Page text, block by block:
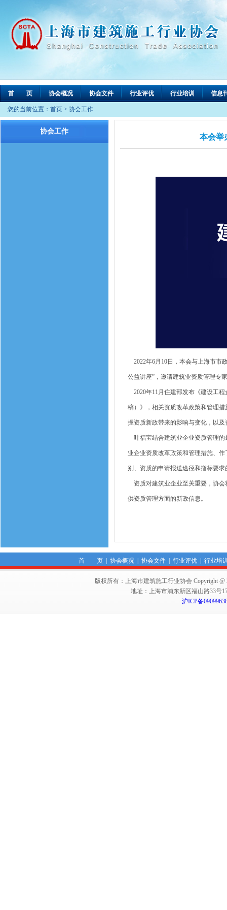
首 页 协会概况 协会文件 行业评优 行业培训 信息
您的当前位置： 首页 > 协会工作
协会工作
本会举
2022年6月10日，本会与上海市市
公益讲座”，邀请建筑业资质管理专
2020年11月住建部发布《建设工
稿）》，相关资质改革政策和管理
握资质新政带来的影响与变化，以
叶福宝结合建筑业企业资质管理的
业企业资质改革政策和管理措施、
别、资质的申请报送途径和指标要
资质对建筑业企业至关重要，协会
供资质管理方面的新政信息。
首 页| 协会概况| 协会文件| 行业评优| 行业培
版权所有：上海市建筑施工行业协会 Copyright @
地址：上海市浦东新区福山路33号
沪ICP备